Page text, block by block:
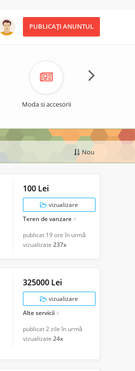
PUBLICAȚI ANUNTUL
Moda si accesorii
Nou
100 Lei
vizualizare
Teren de vanzare
publicat 19 ore în urmă
vizualizate 237x
325000 Lei
vizualizare
Alte servicii
publicat2 zile în urmă
vizualizate 24x